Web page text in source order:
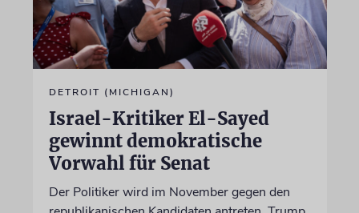
DETROIT (MICHIGAN)
Israel-Kritiker El-Sayed
gewinnt demokratische
Vorwahl für Senat
Der Politiker wird im November gegen den